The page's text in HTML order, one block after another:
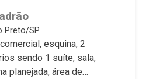
Preto/SP
esquina, 2
sendo 1 suíte, sala,
planejada, área de